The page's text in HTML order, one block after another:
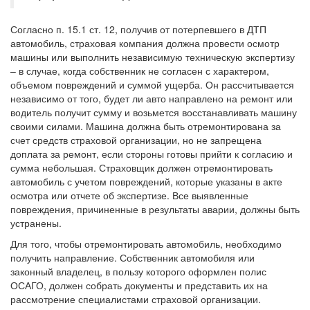
Согласно п. 15.1 ст. 12, получив от потерпевшего в ДТП
автомобиль, страховая компания должна провести осмотр
машины или выполнить независимую техническую экспертизу
– в случае, когда собственник не согласен с характером,
объемом повреждений и суммой ущерба. Он рассчитывается
независимо от того, будет ли авто направлено на ремонт или
водитель получит сумму и возьмется восстанавливать машину
своими силами. Машина должна быть отремонтирована за
счет средств страховой организации, но не запрещена
доплата за ремонт, если стороны готовы прийти к согласию и
сумма небольшая. Страховщик должен отремонтировать
автомобиль с учетом повреждений, которые указаны в акте
осмотра или отчете об экспертизе. Все выявленные
повреждения, причиненные в результаты аварии, должны быть
устранены.
Для того, чтобы отремонтировать автомобиль, необходимо
получить направление. Собственник автомобиля или
законный владелец, в пользу которого оформлен полис
ОСАГО, должен собрать документы и представить их на
рассмотрение специалистами страховой организации.